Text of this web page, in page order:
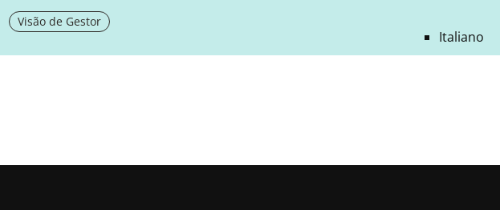
Visão de Gestor
Italiano